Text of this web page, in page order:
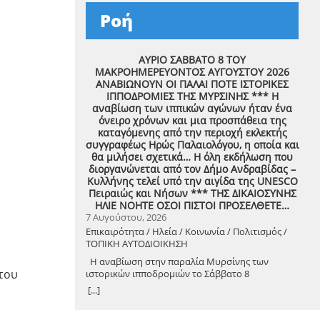
Ροή
ΑΥΡΙΟ ΣΑΒΒΑΤΟ 8 ΤΟΥ
ΜΑΚΡΟΗΜΕΡΕΥΟΝΤΟΣ ΑΥΓΟΥΣΤΟΥ 2026
ΑΝΑΒΙΩΝΟΥΝ ΟΙ ΠΑΛΑΙ ΠΟΤΕ ΙΣΤΟΡΙΚΕΣ
ΙΠΠΟΔΡΟΜΙΕΣ ΤΗΣ ΜΥΡΣΙΝΗΣ *** Η
αναβίωση των ιππικών αγώνων ήταν ένα
όνειρο χρόνων και μια προσπάθεια της
καταγόμενης από την περιοχή εκλεκτής
συγγραφέως Ηρώς Παλαιολόγου, η οποία και
θα μιλήσει σχετικά… Η όλη εκδήλωση που
διοργανώνεται από τον Δήμο Ανδραβίδας –
Κυλλήνης τελεί υπό την αιγίδα της UNESCO
Πειραιώς και Νήσων *** ΤΗΣ ΔΙΚΑΙΟΣΥΝΗΣ
ΗΛΙΕ ΝΟΗΤΕ ΟΣΟΙ ΠΙΣΤΟΙ ΠΡΟΣΕΛΘΕΤΕ…
7 Αυγούστου, 2026
Επικαιρότητα / Ηλεία / Κοινωνία / Πολιτισμός /
ΤΟΠΙΚΗ ΑΥΤΟΔΙΟΙΚΗΣΗ
Η αναβίωση στην παραλία Μυρσίνης των
ιστορικών ιπποδρομιών το Σάββατο 8
Αυγούστου 2026
[...]